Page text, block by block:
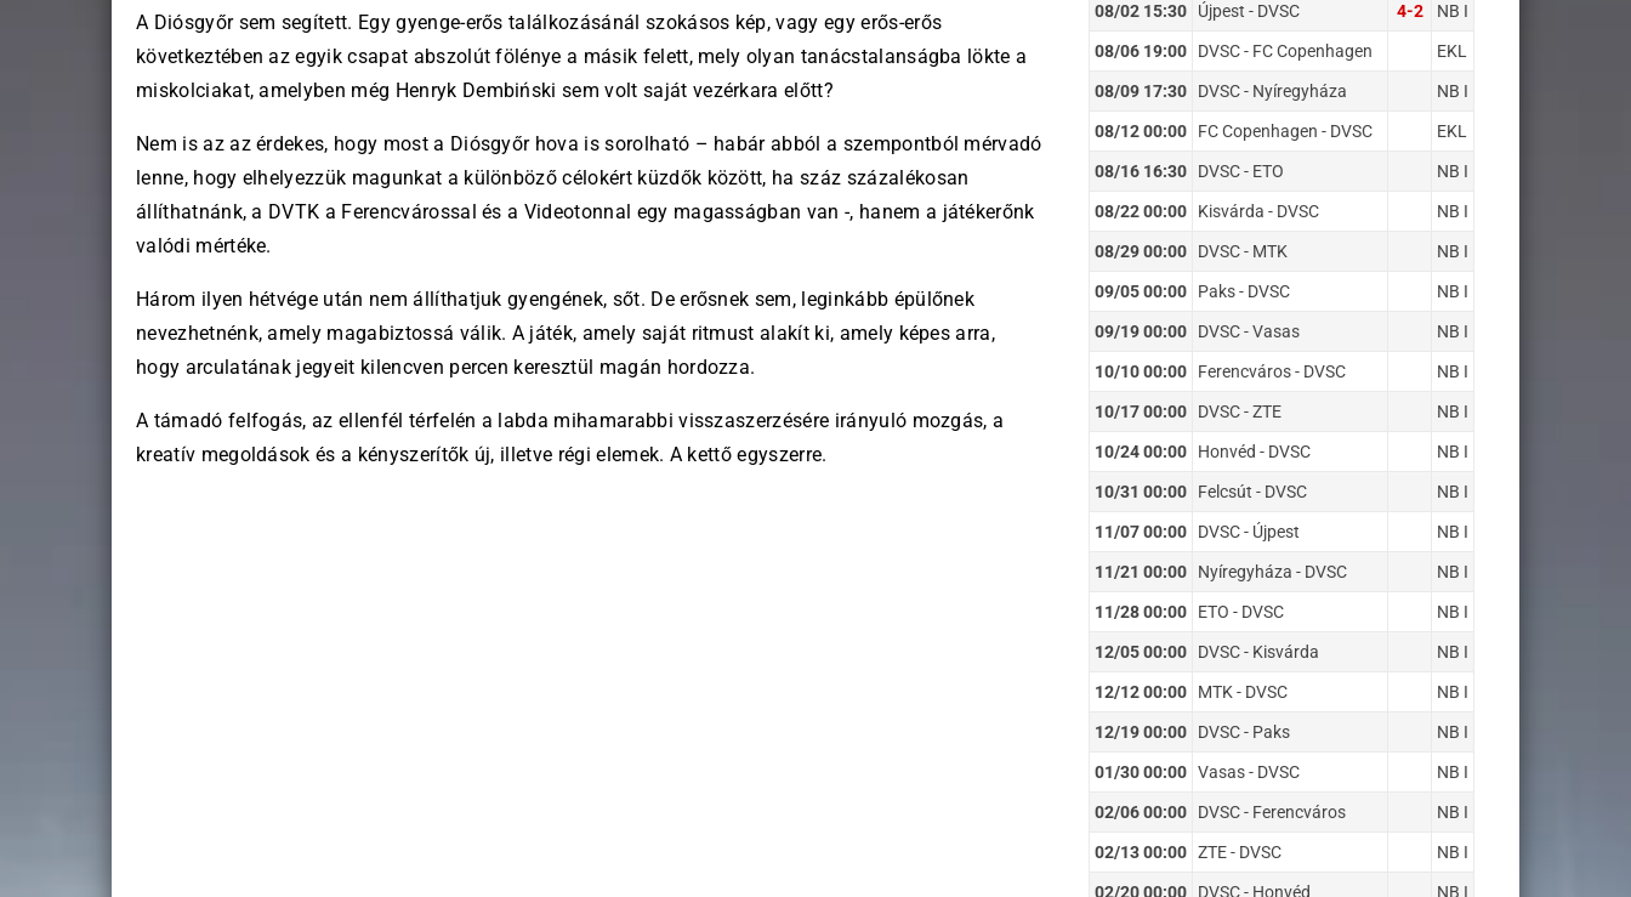
A Diósgyőr sem segített. Egy gyenge-erős találkozásánál szokásos kép, vagy egy erős-erős
következtében az egyik csapat abszolút fölénye a másik felett, mely olyan tanácstalanságba lökte a
miskolciakat, amelyben még Henryk Dembiński sem volt saját vezérkara előtt?
Nem is az az érdekes, hogy most a Diósgyőr hova is sorolható – habár abból a szempontból mérvadó
lenne, hogy elhelyezzük magunkat a különböző célokért küzdők között, ha száz százalékosan
állíthatnánk, a DVTK a Ferencvárossal és a Videotonnal egy magasságban van -, hanem a játékerőnk
valódi mértéke.
Három ilyen hétvége után nem állíthatjuk gyengének, sőt. De erősnek sem, leginkább épülőnek
nevezhetnénk, amely magabiztossá válik. A játék, amely saját ritmust alakít ki, amely képes arra,
hogy arculatának jegyeit kilencven percen keresztül magán hordozza.
A támadó felfogás, az ellenfél térfelén a labda mihamarabbi visszaszerzésére irányuló mozgás, a
kreatív megoldások és a kényszerítők új, illetve régi elemek. A kettő egyszerre.
08/02 15:30 Újpest - DVSC 4-2 NB I
08/06 19:00 DVSC - FC Copenhagen EKL
08/09 17:30 DVSC - Nyíregyháza NB I
08/12 00:00 FC Copenhagen - DVSC EKL
08/16 16:30 DVSC - ETO NB I
08/22 00:00 Kisvárda - DVSC NB I
08/29 00:00 DVSC - MTK NB I
09/05 00:00 Paks - DVSC NB I
09/19 00:00 DVSC - Vasas NB I
10/10 00:00 Ferencváros - DVSC NB I
10/17 00:00 DVSC - ZTE NB I
10/24 00:00 Honvéd - DVSC NB I
10/31 00:00 Felcsút - DVSC NB I
11/07 00:00 DVSC - Újpest NB I
11/21 00:00 Nyíregyháza - DVSC NB I
11/28 00:00 ETO - DVSC NB I
12/05 00:00 DVSC - Kisvárda NB I
12/12 00:00 MTK - DVSC NB I
12/19 00:00 DVSC - Paks NB I
01/30 00:00 Vasas - DVSC NB I
02/06 00:00 DVSC - Ferencváros NB I
02/13 00:00 ZTE - DVSC NB I
02/20 00:00 DVSC - Honvéd NB I